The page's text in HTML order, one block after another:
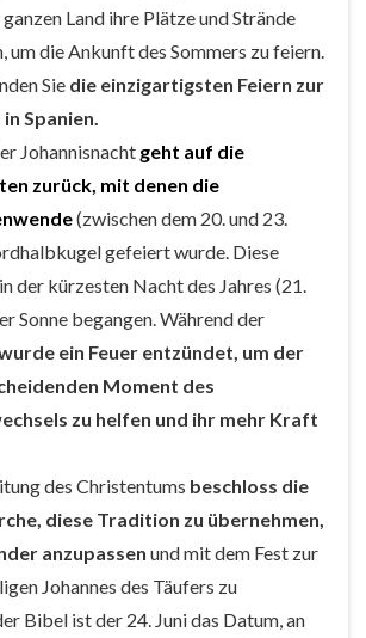
Land ihre Plätze und Strände
um die Ankunft des Sommers zu feiern.
Sie die einzigartigsten Feiern zur
Spanien.
Johannisnacht geht auf die
zurück, mit denen die
(zwischen dem 20. und 23.
gefeiert wurde. Diese
der kürzesten Nacht des Jahres (21.
Sonne begangen. Während der
ein Feuer entzündet, um der
Moment des
zu helfen und ihr mehr Kraft
des Christentums beschloss die
diese Tradition zu übernehmen,
anzupassen und mit dem Fest zur
Johannes des Täufers zu
Bibel ist der 24. Juni das Datum, an